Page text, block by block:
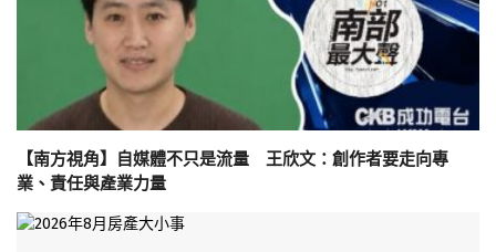
【南方視角】自媒體不只是流量 王欣文：創作者要走向專
業、責任與產業力量